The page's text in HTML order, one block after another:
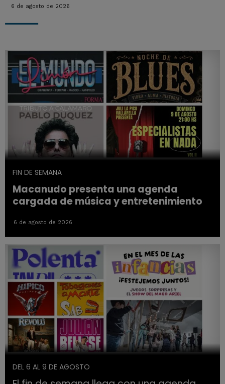
6 de agosto de 2026
FIN DE SEMANA
Macanudo presenta una agenda
cargada de música y entretenimiento
6 de agosto de 2026
DEL 6 AL 9 DE AGOSTO